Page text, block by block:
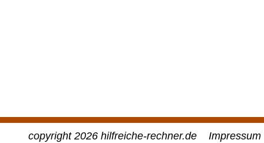
copyright 2026 hilfreiche-rechner.de
Impressum